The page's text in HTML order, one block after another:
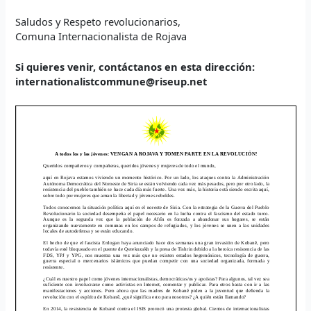
Saludos y Respeto revolucionarios,
Comuna Internacionalista de Rojava
Si quieres venir, contáctanos en esta dirección:
internationalistcommune@riseup.net